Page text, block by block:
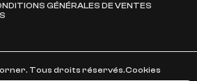
GÉNÉRALES DE VENTES
Tous droits réservés.Cookies